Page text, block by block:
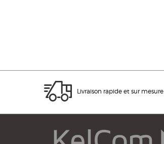
Livraison rapide et sur mesure